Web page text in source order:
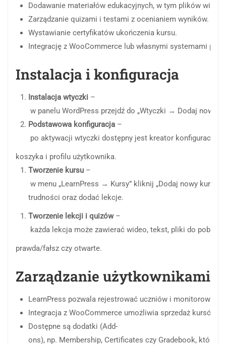
Dodawanie materiałów edukacyjnych, w tym plików wideo,
Zarządzanie quizami i testami z ocenianiem wyników.
Wystawianie certyfikatów ukończenia kursu.
Integrację z WooCommerce lub własnymi systemami
Instalacja ikonfiguracja
Instalacja wtyczki –
w panelu WordPress przejdź do „Wtyczki → Dodaj nową”,
Podstawowa konfiguracja –
po aktywacji wtyczki dostępny jest kreator konfiguracji
koszyka i profilu użytkownika.
Tworzenie kursu –
w menu „LearnPress → Kursy” kliknij „Dodaj nowy kurs”.
trudności oraz dodać lekcje.
Tworzenie lekcji i quizów –
każda lekcja może zawierać wideo, tekst, pliki do
prawda/fałsz czy otwarte.
Zarządzanie użytkownikami
LearnPress pozwala rejestrować uczniów i monitorować
Integracja z WooCommerce umożliwia sprzedaż kursów
Dostępne są dodatki (Add-
ons), np. Membership, Certificates czy Gradebook, które